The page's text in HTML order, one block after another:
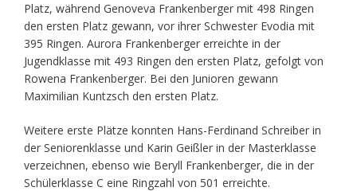
Platz, während Genoveva Frankenberger mit 498 Ringen
den ersten Platz gewann, vor ihrer Schwester Evodia mit
395 Ringen. Aurora Frankenberger erreichte in der
Jugendklasse mit 493 Ringen den ersten Platz, gefolgt von
Rowena Frankenberger. Bei den Junioren gewann
Maximilian Kuntzsch den ersten Platz.
Weitere erste Plätze konnten Hans-Ferdinand Schreiber in
der Seniorenklasse und Karin Geißler in der Masterklasse
verzeichnen, ebenso wie Beryll Frankenberger, die in der
Schülerklasse C eine Ringzahl von 501 erreichte.